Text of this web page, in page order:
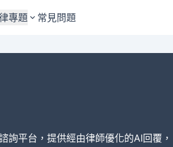
專題
監護權
權
常見問題
詢平台，提供經由律師優化的AI回覆，